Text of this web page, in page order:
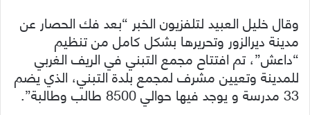
وقال خليل العبيد لتلفزيون الخبر “بعد فك الحصار عن
مدينة ديرالزور وتحريرها بشكل كامل من تنظيم
“داعش”، تم افتتاح مجمع التبني في الريف الغربي
للمدينة وتعيين مشرف لمجمع بلدة التبني، الذي يضم
33 مدرسة و يوجد فيها حوالي 8500 طالب وطالبة”.